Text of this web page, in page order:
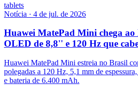
tablets
Notícia · 4 de jul. de 2026
Huawei MatePad Mini chega ao
OLED de 8,8'' e 120 Hz que
Huawei MatePad Mini estreia no Brasil
polegadas a 120 Hz, 5,1 mm de
e bateria de 6.400 mAh.